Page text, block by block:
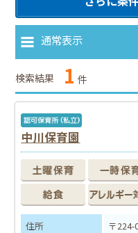
通常表示
検索結果 1 件
中川保育園
住所
〒224-